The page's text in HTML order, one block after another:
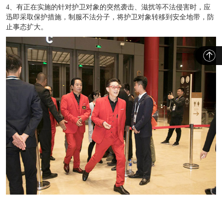
4、有正在实施的针对护卫对象的突然袭击、滋扰等不法侵害时，应
迅即采取保护措施，制服不法分子，将护卫对象转移到安全地带，防
止事态扩大。